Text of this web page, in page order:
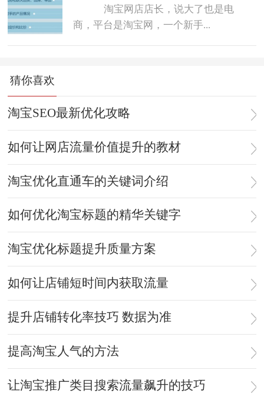
淘宝网店店长，说大了也是电
商，平台是淘宝网，一个新手...
猜你喜欢
淘宝SEO最新优化攻略
如何让网店流量价值提升的教材
淘宝优化直通车的关键词介绍
如何优化淘宝标题的精华关键字
淘宝优化标题提升质量方案
如何让店铺短时间内获取流量
提升店铺转化率技巧 数据为准
提高淘宝人气的方法
让淘宝推广类目搜索流量飙升的技巧